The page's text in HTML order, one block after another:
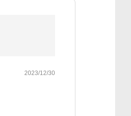
2023/12/30